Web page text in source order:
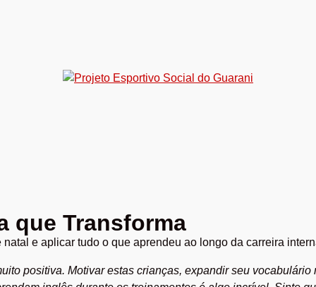
que Transforma
e aplicar tudo o que aprendeu ao longo da carreira
positiva. Motivar estas crianças, expandir seu vocabulário